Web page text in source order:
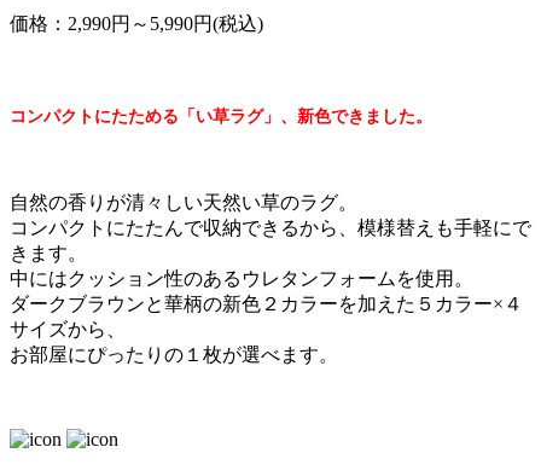
価格：2,990円～5,990円(税込)
コンパクトにたためる「い草ラグ」、新色できました。
自然の香りが清々しい天然い草のラグ。
コンパクトにたたんで収納できるから、模様替えも手軽にで
きます。
中にはクッション性のあるウレタンフォームを使用。
ダークブラウンと華柄の新色２カラーを加えた５カラー×４
サイズから、
お部屋にぴったりの１枚が選べます。